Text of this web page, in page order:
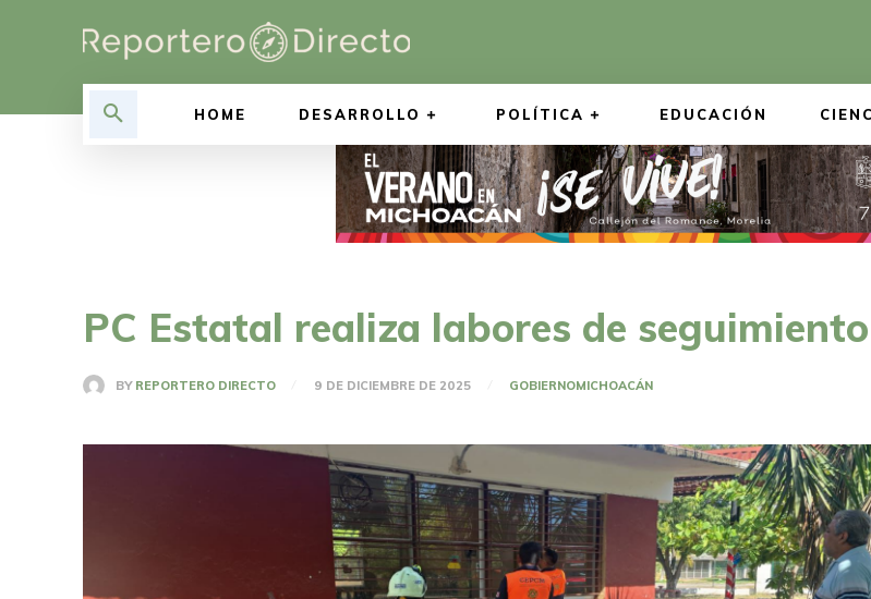
HOME DESARROLLO POLÍTICA EDUCACIÓN
PC Estatal realiza labores de
BY REPORTERO DIRECTO 9 DE DICIEMBRE DE 2025 GOBIERNOMICHOACÁN